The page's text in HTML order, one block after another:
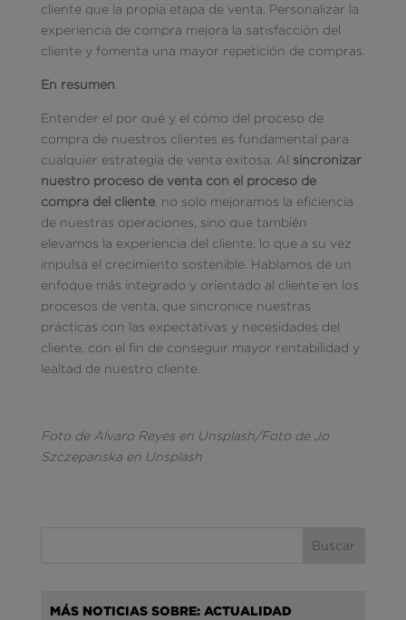
cliente que la propia etapa de venta. Personalizar la
experiencia de compra mejora la satisfacción del
cliente y fomenta una mayor repetición de compras.
En resumen
Entender el por qué y el cómo del proceso de
compra de nuestros clientes es fundamental para
cualquier estrategia de venta exitosa. Al sincronizar
nuestro proceso de venta con el proceso de
compra del cliente, no solo mejoramos la eficiencia
de nuestras operaciones, sino que también
elevamos la experiencia del cliente, lo que a su vez
impulsa el crecimiento sostenible. Hablamos de un
enfoque más integrado y orientado al cliente en los
procesos de venta, que sincronice nuestras
prácticas con las expectativas y necesidades del
cliente, con el fin de conseguir mayor rentabilidad y
lealtad de nuestro cliente.
Foto de Alvaro Reyes en Unsplash/Foto de Jo
Szczepanska en Unsplash
MÁS NOTICIAS SOBRE: ACTUALIDAD